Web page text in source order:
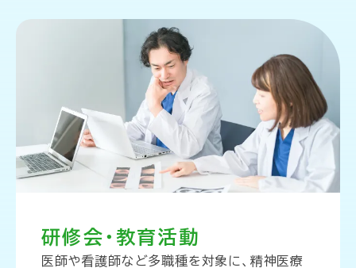
研修会・教育活動
医師や看護師など多職種を対象に、精神医療